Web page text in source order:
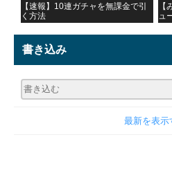
【速報】10連ガチャを無課金で引
く方法
ュ
書き込み
最新を表示